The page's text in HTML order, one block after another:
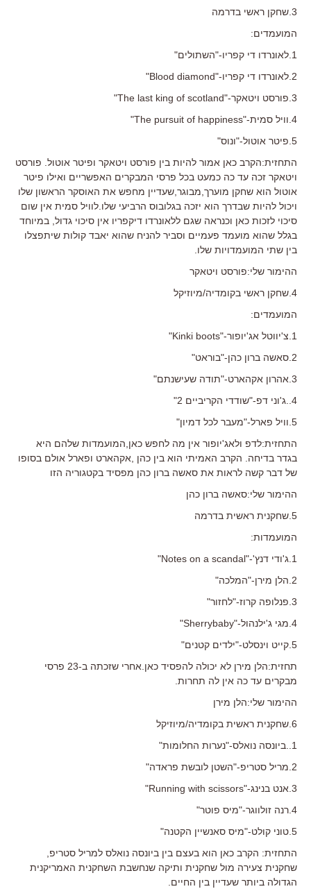
3.שחקן ראשי בדרמה
המועמדים:
1.לאונרדו די קפריו-"השתולים"
2.לאונרדו די קפריו-"Blood diamond"
3.פורסט ויטאקר-"The last king of scotland"
4.וויל סמית-"The pursuit of happiness"
5.פיטר אוטול-"ונוס"
התחזית:הקרב כאן אמור להיות בין פורסט ויטאקר ופיטר אוטול. פורסט
ויטאקר זכה עד כה כמעט בכל פרסי המבקרים האפשריים ואילו פיטר
אוטול הוא שחקן מוערך,מבוגר,שעדיין מחפש את האוסקר הראשון שלו
ויכול להיות שבדרך הוא יזכה בגלובוס הרביעי שלו.לוויל סמית אין שום
סיכוי לזכות כאן וכנראה שגם ללאונרדו דיקפריו אין סיכוי גדול, במיוחד
בגלל שהוא מועמד פעמיים וסביר להניח שהוא יאבד קולות שיתפצלו
בין שתי המועמדויות שלו.
ההימור שלי:פורסט ויטאקר
4.שחקן ראשי בקומדיה/מיוזיקל
המועמדים:
1.צ'יווטל אג'יופור-"Kinki boots"
2.סאשה ברון כהן-"בוראט"
3.אהרון אקהארט-"תודה שעישנתם"
4..ג'וני דפ-"שודדי הקריביים 2"
5.וויל פארל-"מעבר לכל דמיון"
התחזית:לדפ ולאג'יופור אין מה לחפש כאן,המועמדות שלהם היא
בגדר בדיחה. הקרב האמיתי הוא בין כהן ,אקהארט ופארל אולם בסופו
של דבר קשה לראות את סאשה ברון כהן מפסיד בקטגוריה הזו
ההימור שלי:סאשה ברון כהן
5.שחקנית ראשית בדרמה
המועמדות:
1.ג'ודי דנץ'-"Notes on a scandal"
2.הלן מירן-"המלכה"
3.פנלופה קרוז-"לחזור"
4.מגי ג'ילנהול-"Sherrybaby"
5.קייט וינסלט-"ילדים קטנים"
תחזית:הלן מירן לא יכולה להפסיד כאן.אחרי שזכתה ב-23 פרסי
מבקרים עד כה אין לה תחרות.
ההימור שלי:הלן מירן
6.שחקנית ראשית בקומדיה/מיוזיקל
1..ביונסה נואלס-"נערות החלומות"
2.מריל סטריפ-"השטן לובשת פראדה"
3.אנט בנינג-"Running with scissors"
4.רנה זולווגר-"מיס פוטר"
5.טוני קולט-"מיס סאנשיין הקטנה"
התחזית: הקרב כאן הוא בעצם בין ביונסה נואלס למריל סטריפ,
שחקנית צעירה מול שחקנית ותיקה שנחשבת השחקנית האמריקנית
הגדולה ביותר שעדיין בין החיים.